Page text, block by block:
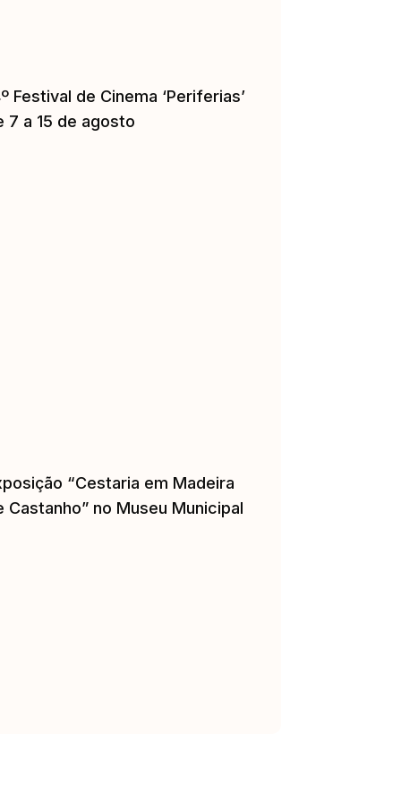
Festival de Cinema ‘Periferias’
7 a 15 de agosto
“Cestaria em Madeira
Castanho” no Museu Municipal